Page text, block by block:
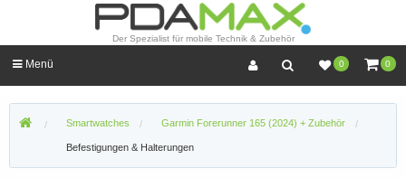
Der Spezialist für mobile Technik & Zubehör
0 0
Menü
Smartwatches Garmin Forerunner 165 (2024) + Zubehör
Befestigungen & Halterungen